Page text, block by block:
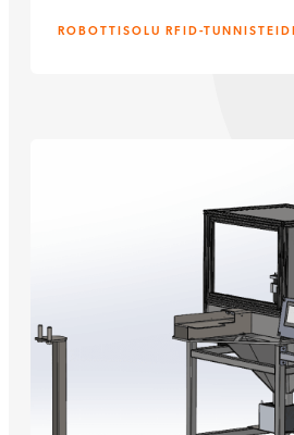
ROBOTTISOLU RFID-